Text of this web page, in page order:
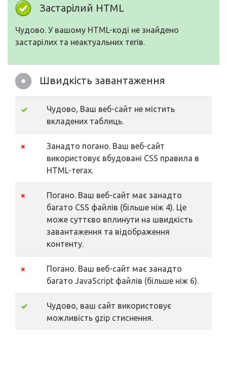
Застарілий HTML
Чудово. У вашому HTML-коді не знайдено
застарілих та неактуальних тегів.
Швидкість завантаження
Чудово, Ваш веб-сайт не містить
вкладених таблиць.
Занадто погано. Ваш веб-сайт
використовує вбудовані CSS правила в
HTML-тегах.
Погано. Ваш веб-сайт має занадто
багато CSS файлів (більше ніж 4). Це
може суттєво вплинути на швидкість
завантаження та відображення
контенту.
Погано. Ваш веб-сайт має занадто
багато JavaScript файлів (більше ніж 6).
Чудово, ваш сайт використовує
можливість gzip стиснення.